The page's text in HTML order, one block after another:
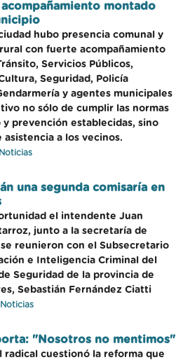
montado
hubo presencia comunal y
con fuerte acompañamiento
Servicios Públicos,
Seguridad, Policía
y agentes municipales
no sólo de cumplir las normas
y prevención establecidas, sino
asistencia a los vecinos.
Noticias
una segunda comisaría en
el intendente Juan
junto a la secretaría de
reunieron con el Subsecretario
e Inteligencia Criminal del
Seguridad de la provincia de
Sebastián Fernández Ciatti
Noticias
"Nosotros no mentimos"
radical cuestionó la reforma que